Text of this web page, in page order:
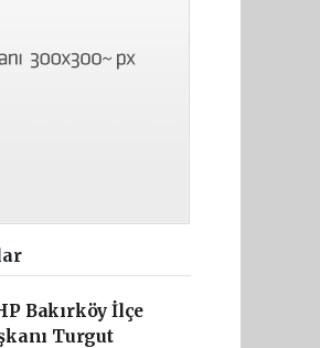
Bakırköy İlçe
Turgut